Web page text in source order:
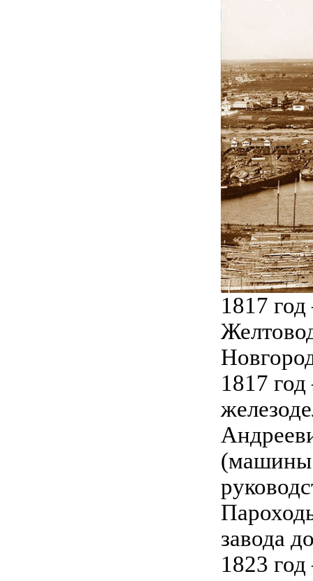
1817
1817
(машины
завода
1823